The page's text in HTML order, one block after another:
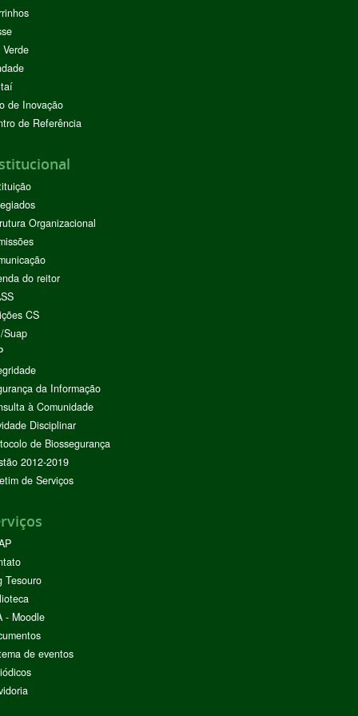
de Inovação
de Referência
Organizacional
do reitor
CS
Suap
da Informação
à Comunidade
Disciplinar
de Biossegurança
2012-2019
de Serviços
Tesouro
- Moodle
de eventos